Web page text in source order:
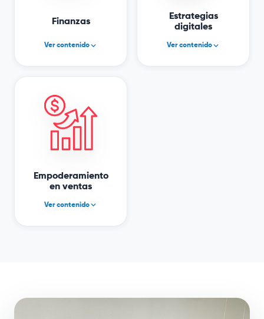
Finanzas
Ver contenido
Gastos
Control de flujo de
caja
Estrategias
digitales
Ver contenido
Empoderamiento
en ventas
Ver contenido
Posiciona tu marca y